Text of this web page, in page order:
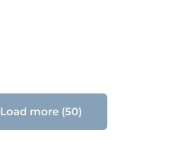
Load more (50)